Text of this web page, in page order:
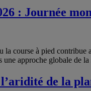
: Journée
course à pied
approche globale de
de la